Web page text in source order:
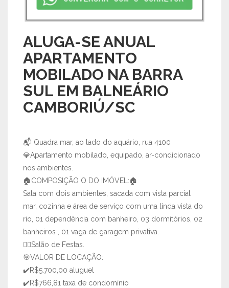
ALUGA-SE ANUAL
APARTAMENTO
MOBILADO NA BARRA
SUL EM BALNEÁRIO
CAMBORIÚ/SC
📬 Quadra mar, ao lado do aquário, rua 4100
💎Apartamento mobilado, equipado, ar-condicionado
nos ambientes.
🏠COMPOSIÇÃO O DO IMÓVEL:🏠
Sala com dois ambientes, sacada com vista parcial
mar, cozinha e área de serviço com uma linda vista do
rio, 01 dependência com banheiro, 03 dormitórios, 02
banheiros , 01 vaga de garagem privativa.
🏊‍♂️Salão de Festas.
🎯VALOR DE LOCAÇÃO:
✔️R$5.700,00 aluguel
✔️R$766,81 taxa de condomínio